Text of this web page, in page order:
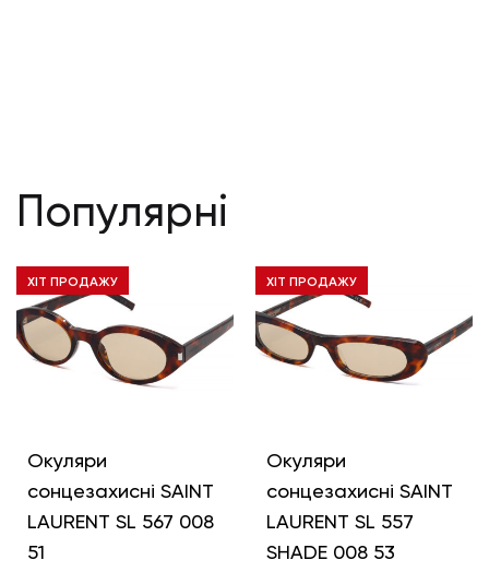
Популярні
ХІТ ПРОДАЖУ
Окуляри
сонцезахисні SAINT
LAURENT SL 567 008
51
ХІТ ПРОДАЖУ
Окуляри
сонцезахисні SAINT
LAURENT SL 557
SHADE 008 53